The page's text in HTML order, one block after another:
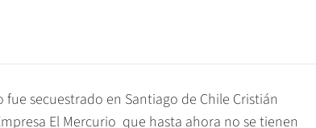
fue secuestrado en Santiago de Chile Cristián
El Mercurio  que hasta ahora no se tienen